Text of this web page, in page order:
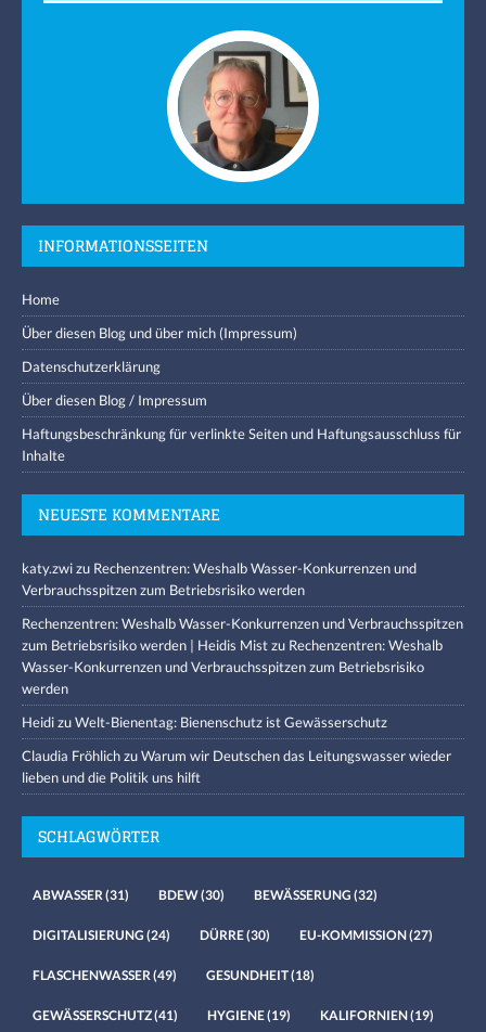
INFORMATIONSSEITEN
Home
Über diesen Blog und über mich (Impressum)
Datenschutzerklärung
Über diesen Blog / Impressum
Haftungsbeschränkung für verlinkte Seiten und Haftungsausschluss für
Inhalte
NEUESTE KOMMENTARE
katy.zwizu Rechenzentren: Weshalb Wasser-Konkurrenzen und
Verbrauchsspitzen zum Betriebsrisiko werden
Rechenzentren: Weshalb Wasser-Konkurrenzen und Verbrauchsspitzen
zum Betriebsrisiko werden | Heidis Mistzu Rechenzentren: Weshalb
Wasser-Konkurrenzen und Verbrauchsspitzen zum Betriebsrisiko
werden
HeidizuWelt-Bienentag: Bienenschutz ist Gewässerschutz
Claudia FröhlichzuWarum wir Deutschen das Leitungswasser wieder
lieben und die Politik uns hilft
SCHLAGWÖRTER
ABWASSER (31) BDEW(30) BEWÄSSERUNG (32)
DIGITALISIERUNG (24) DÜRRE(30) EU-KOMMISSION(27)
FLASCHENWASSER (49) GESUNDHEIT(18)
GEWÄSSERSCHUTZ(41) HYGIENE(19) KALIFORNIEN(19)